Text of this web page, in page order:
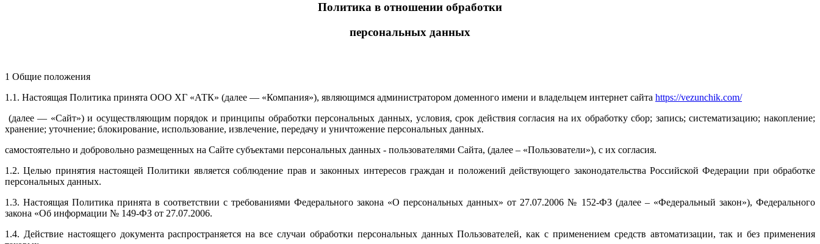
Политика в отношении обработки
персональных данных
1 Общие положения
1.1. Настоящая Политика принята ООО ХГ «АТК» (далее — «Компания»), являющимся администратором доменного имени и владельцем интернет сайта https://vezunchik.com/
(далее — «Сайт») и осуществляющим порядок и принципы обработки персональных данных, условия, срок действия согласия на их обработку сбор; запись; систематизацию; накопление;
хранение; уточнение; блокирование, использование, извлечение, передачу и уничтожение персональных данных.
самостоятельно и добровольно размещенных на Сайте субъектами персональных данных - пользователями Сайта, (далее – «Пользователи»), с их согласия.
1.2. Целью принятия настоящей Политики является соблюдение прав и законных интересов граждан и положений действующего законодательства Российской Федерации при обработке
персональных данных.
1.3. Настоящая Политика принята в соответствии с требованиями Федерального закона «О персональных данных» от 27.07.2006 № 152-ФЗ (далее – «Федеральный закон»), Федерального
закона «Об информации № 149-ФЗ от 27.07.2006.
1.4. Действие настоящего документа распространяется на все случаи обработки персональных данных Пользователей, как с применением средств автоматизации, так и без применения